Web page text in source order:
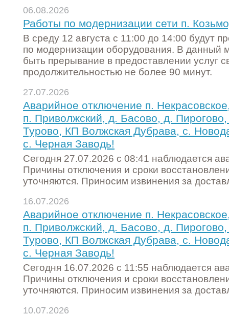
06.08.2026
Работы по модернизации сети п.
В среду 12 августа с 11:00 до 14:00 будут
по модернизации оборудования. В данный
быть прерывание в предоставлении услуг
продолжительностью не более 90 минут.
27.07.2026
Аварийное отключение п.
п. Приволжский, д. Басово, д.
Турово, КП Волжская Дубрава, с.
с. Черная Заводь!
Сегодня 27.07.2026 с 08:41 наблюдается
Причины отключения и сроки
уточняются. Приносим извинения за
16.07.2026
Аварийное отключение п.
п. Приволжский, д. Басово, д.
Турово, КП Волжская Дубрава, с.
с. Черная Заводь!
Сегодня 16.07.2026 с 11:55 наблюдается
Причины отключения и сроки
уточняются. Приносим извинения за
10.07.2026